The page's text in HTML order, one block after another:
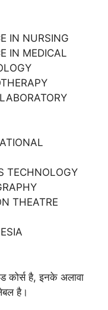
IN NURSING
IN MEDICAL
TECHNOLOGY
THEATRE
कोर्स है, इनके अलावा
है।